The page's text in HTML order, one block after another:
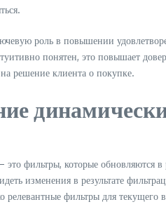
роль в повышении
понятен, это повышает
решение клиента о покупке.
фильтры, которые обновляются в
изменения в результате
релевантные фильтры для